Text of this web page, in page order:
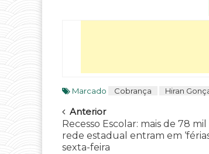
Marcado Cobrança Hiran
Navegar
Anterior
Recesso Escolar: mais de 78
rede estadual entram em
sexta-feira